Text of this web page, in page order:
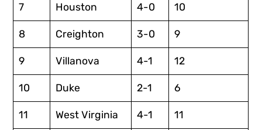
7 Houston 4-0 10
8 Creighton 3-0 9
9 Villanova 4-1 12
10 Duke 2-1 6
11 West Virginia 4-1 11